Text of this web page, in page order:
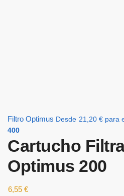
Filtro Optimus Desde 21,20 € para
400
Cartucho
Optimus 200
6,55 €